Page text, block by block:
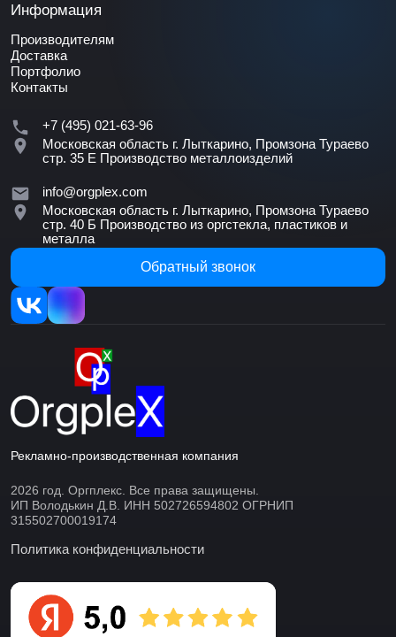
Информация
Производителям
Доставка
Портфолио
Контакты
+7 (495) 021-63-96
Московская область г. Лыткарино, Промзона Тураево
стр. 35 Е Производство металлоизделий
info@orgplex.com
Московская область г. Лыткарино, Промзона Тураево
стр. 40 Б Производство из оргстекла, пластиков и
металла
Обратный звонок
Рекламно-производственная компания
2026 год. Оргплекс. Все права защищены.
ИП Володькин Д.В. ИНН 502726594802 ОГРНИП
315502700019174
Политика конфиденциальности